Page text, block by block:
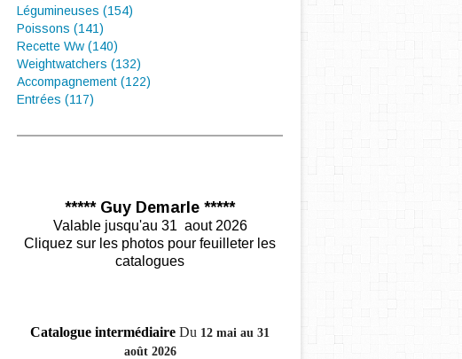
Légumineuses (154)
Poissons (141)
Recette Ww (140)
Weightwatchers (132)
Accompagnement (122)
Entrées (117)
***** Guy Demarle *****
Valable jusqu'au 31 aout 2026
Cliquez sur les photos pour feuilleter les
catalogues
Catalogue intermédiaire Du 12 mai au 31
août 2026